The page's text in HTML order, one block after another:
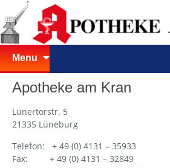
Menu
Skip
to
content
Apotheke am Kran
Lünertorstr. 5
21335 Lüneburg
Telefon: + 49 (0) 4131 – 35933
Fax: + 49 (0) 4131 – 32849